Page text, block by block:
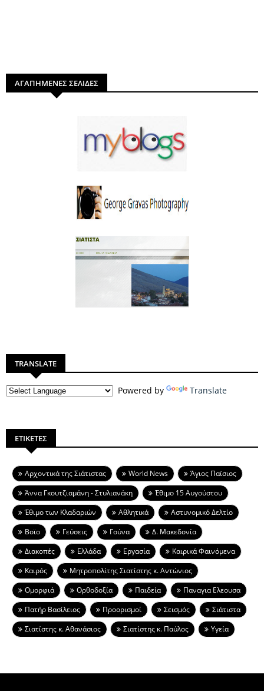
ΑΓΑΠΗΜΕΝΕΣ ΣΕΛΙΔΕΣ
TRANSLATE
Powered by Translate
ΕΤΙΚΕΤΕΣ
Aρχοντικά της Σιάτιστας World News
Άγιος Παϊσιος
Άννα Γκουτζιαμάνη - Στυλιανάκη
Έθιμο 15 Αυγούστου
Έθιμο των Κλαδαριών
Αθλητικά
Αστυνομικό Δελτίο
Βοϊο
Γεύσεις Γούνα
Δ. Μακεδονία
Διακοπές
Ελλάδα Εργασία
Καιρικά Φαινόμενα
Καιρός
Μητροπολίτης Σιατίστης κ. Αντώνιος
Ομορφιά
Ορθοδοξία Παιδεία
Παναγια Ελεουσα
Πατήρ Βασίλειος
Προορισμοί Σεισμός
Σιάτιστα
Σιατίστης κ. Αθανάσιος
Σιατίστης κ. Παύλος Υγεία